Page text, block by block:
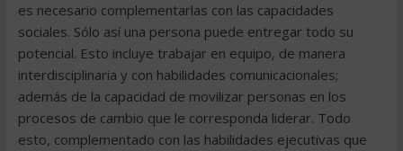
es necesario complementarlas con las capacidades
sociales. Sólo así una persona puede entregar todo su
potencial. Esto incluye trabajar en equipo, de manera
interdisciplinaria y con habilidades comunicacionales;
además de la capacidad de movilizar personas en los
procesos de cambio que le corresponda liderar. Todo
esto, complementado con las habilidades ejecutivas que